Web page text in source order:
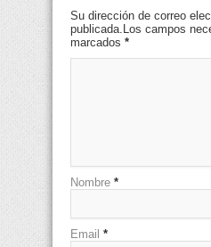
Su dirección de correo
publicada.Los campos
marcados *
Nombre *
Email *